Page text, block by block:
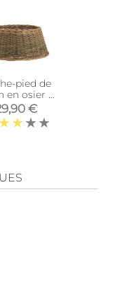
pied de
en osier 2
tons €